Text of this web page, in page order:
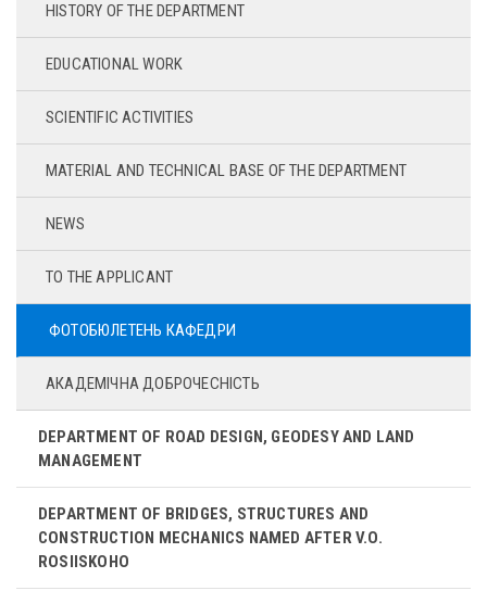
HISTORY OF THE DEPARTMENT
EDUCATIONAL WORK
SCIENTIFIC ACTIVITIES
MATERIAL AND TECHNICAL BASE OF THE DEPARTMENT
NEWS
TO THE APPLICANT
ФОТОБЮЛЕТЕНЬ КАФЕДРИ
АКАДЕМІЧНА ДОБРОЧЕСНІСТЬ
DEPARTMENT OF ROAD DESIGN, GEODESY AND LAND
MANAGEMENT
DEPARTMENT OF BRIDGES, STRUCTURES AND
CONSTRUCTION MECHANICS NAMED AFTER V.O.
ROSIISKOHO